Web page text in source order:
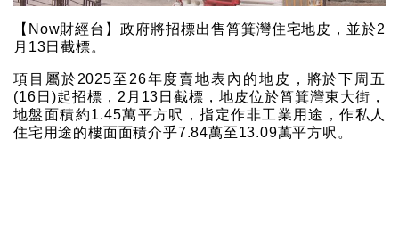
【Now財經台】政府將招標出售筲箕灣住宅地皮，並於2
月13日截標。
項目屬於2025至26年度賣地表內的地皮，將於下周五
(16日)起招標，2月13日截標，地皮位於筲箕灣東大街，
地盤面積約1.45萬平方呎，指定作非工業用途，作私人
住宅用途的樓面面積介乎7.84萬至13.09萬平方呎。